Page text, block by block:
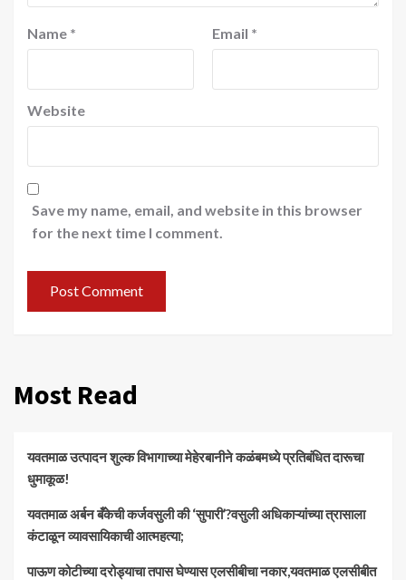
Name * Email *
Website
Save my name, email, and website in this browser
for the next time I comment.
Most Read
यवतमाळ उत्पादन शुल्क विभागाच्या मेहेरबानीने कळंबमध्ये प्रतिबंधित दारूचा
धुमाकूळ!
​यवतमाळ अर्बन बँकेची कर्जवसुली की ‘सुपारी’?वसुली अधिकाऱ्यांच्या त्रासाला
कंटाळून व्यावसायिकाची आत्महत्या;
पाऊण कोटीच्या दरोड्याचा तपास घेण्यास एलसीबीचा नकार,यवतमाळ एलसीबीत